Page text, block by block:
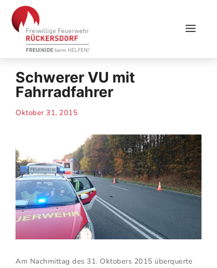
content
Schwerer VU mit
Fahrradfahrer
Oktober 31, 2015
Am Nachmittag des 31. Oktobers 2015 überquerte